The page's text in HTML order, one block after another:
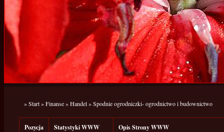
»Start»Finanse»Handel»Spodnie ogrodniczki- ogrodnictwo i budownictwo
Pozycja Statystyki WWW Opis Strony WWW